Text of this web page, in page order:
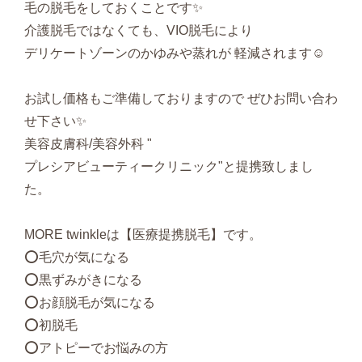
毛の脱毛をしておくことです✨
介護脱毛ではなくても、VIO脱毛により
デリケートゾーンのかゆみや蒸れが 軽減されます☺️
お試し価格もご準備しておりますので ぜひお問い合わ
せ下さい✨
美容皮膚科/美容外科 "
プレシアビューティークリニック"と提携致しまし
た。
MORE twinkleは【医療提携脱毛】です。
⭕️毛穴が気になる
⭕️黒ずみがきになる
⭕️お顔脱毛が気になる
⭕️初脱毛
⭕️アトピーでお悩みの方